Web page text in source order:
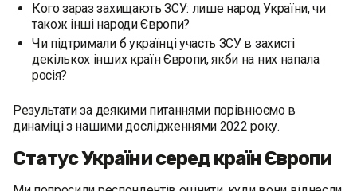
Кого зараз захищають ЗСУ: лише народ України, чи
також інші народи Європи?
Чи підтримали б українці участь ЗСУ в захисті
декількох інших країн Європи, якби на них напала
росія?
Результати за деякими питаннями порівнюємо в
динаміці з нашими дослідженнями 2022 року.
Статус України серед країн Європи